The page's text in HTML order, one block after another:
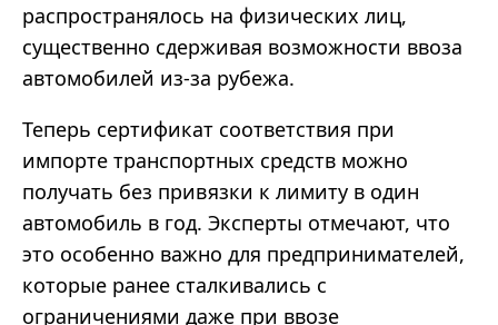
распространялось на физических лиц,
существенно сдерживая возможности ввоза
автомобилей из-за рубежа.
Теперь сертификат соответствия при
импорте транспортных средств можно
получать без привязки к лимиту в один
автомобиль в год. Эксперты отмечают, что
это особенно важно для предпринимателей,
которые ранее сталкивались с
ограничениями даже при ввозе